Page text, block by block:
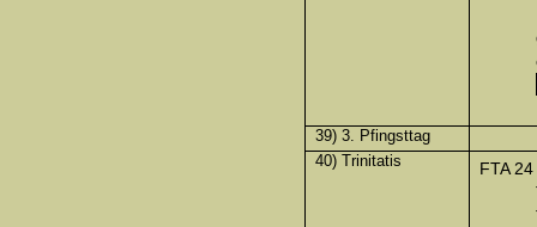
39) 3. Pfingsttag
40) Trinitatis
FTA 24